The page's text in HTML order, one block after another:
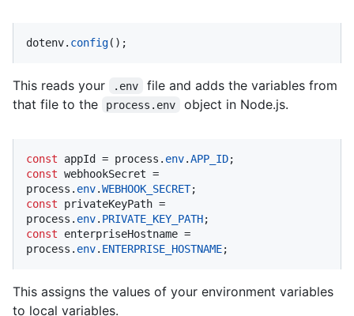
dotenv. config();
This reads your .env
file and adds the variables from
that file to the
process.env object in Node.js.
const appId = process. env.APP_ID
const webhookSecret =
process. env.WEBHOOK_SECRET
const privateKeyPath =
process. env. PRIVATE_KEY_PATH
const enterpriseHostname =
process. env. ENTERPRISE_HOSTNAME;
This assigns the values of your environment variables
to local variables.